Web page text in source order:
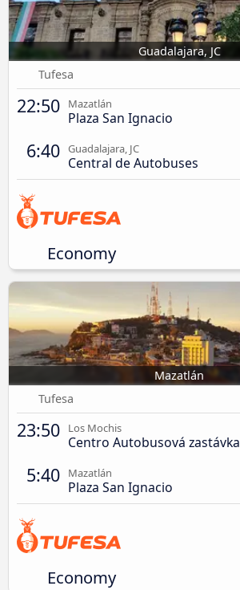
Guadalajara, JC
Tufesa
22:50 Mazatlán
Plaza San Ignacio
6:40 Guadalajara, JC
Central de Autobuses
Economy
Mazatlán
Tufesa
23:50 Los Mochis
Centro Autobusová zastávka
5:40 Mazatlán
Plaza San Ignacio
Economy